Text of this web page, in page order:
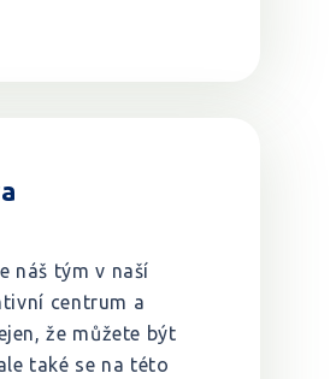
náš tým v naší
centrum a
že můžete být
také se na této